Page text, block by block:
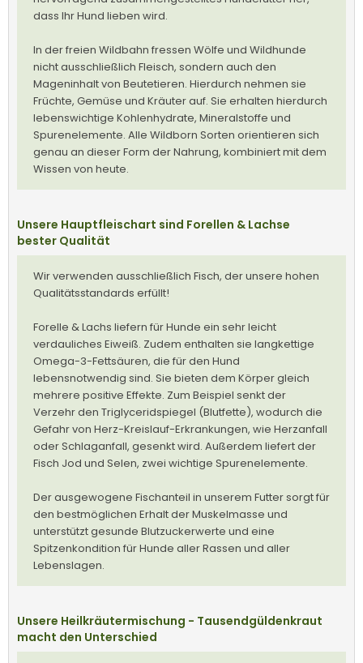
dass Ihr Hund lieben wird.
In der freien Wildbahn fressen Wölfe und Wildhunde
nicht ausschließlich Fleisch, sondern auch den
Mageninhalt von Beutetieren. Hierdurch nehmen sie
Früchte, Gemüse und Kräuter auf. Sie erhalten hierdurch
lebenswichtige Kohlenhydrate, Mineralstoffe und
Spurenelemente. Alle Wildborn Sorten orientieren sich
genau an dieser Form der Nahrung, kombiniert mit dem
Wissen von heute.
Unsere Hauptfleischart sind Forellen & Lachse
bester Qualität
Wir verwenden ausschließlich Fisch, der unsere hohen
Qualitätsstandards erfüllt!
Forelle & Lachs liefern für Hunde ein sehr leicht
verdauliches Eiweiß. Zudem enthalten sie langkettige
Omega-3-Fettsäuren, die für den Hund
lebensnotwendig sind. Sie bieten dem Körper gleich
mehrere positive Effekte. Zum Beispiel senkt der
Verzehr den Triglyceridspiegel (Blutfette), wodurch die
Gefahr von Herz-Kreislauf-Erkrankungen, wie Herzanfall
oder Schlaganfall, gesenkt wird. Außerdem liefert der
Fisch Jod und Selen, zwei wichtige Spurenelemente.
Der ausgewogene Fischanteil in unserem Futter sorgt für
den bestmöglichen Erhalt der Muskelmasse und
unterstützt gesunde Blutzuckerwerte und eine
Spitzenkondition für Hunde aller Rassen und aller
Lebenslagen.
Unsere Heilkräutermischung - Tausendgüldenkraut
macht den Unterschied